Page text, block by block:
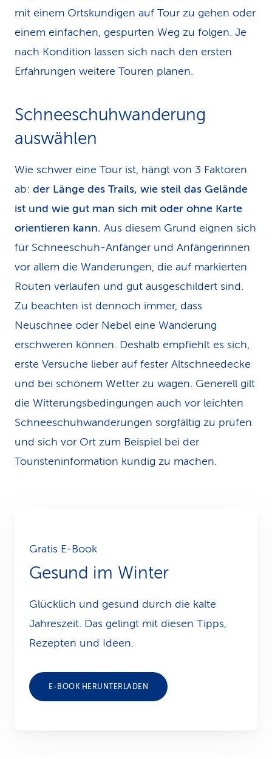
mit einem Ortskundigen auf Tour zu gehen oder
einem einfachen, gespurten Weg zu folgen. Je
nach Kondition lassen sich nach den ersten
Erfahrungen weitere Touren planen.
Schneeschuhwanderung
auswählen
Wie schwer eine Tour ist, hängt von 3 Faktoren
ab: der Länge des Trails, wie steil das Gelände
ist und wie gut man sich mit oder ohne Karte
orientieren kann. Aus diesem Grund eignen sich
für Schneeschuh-Anfänger und Anfängerinnen
vor allem die Wanderungen, die auf markierten
Routen verlaufen und gut ausgeschildert sind.
Zu beachten ist dennoch immer, dass
Neuschnee oder Nebel eine Wanderung
erschweren können. Deshalb empfiehlt es sich,
erste Versuche lieber auf fester Altschneedecke
und bei schönem Wetter zu wagen. Generell gilt
die Witterungsbedingungen auch vor leichten
Schneeschuhwanderungen sorgfältig zu prüfen
und sich vor Ort zum Beispiel bei der
Touristeninformation kundig zu machen.
Gratis E-Book
Gesund im Winter
Glücklich und gesund durch die kalte
Jahreszeit. Das gelingt mit diesen Tipps,
Rezepten und Ideen.
E-BOOK HERUNTERLADEN